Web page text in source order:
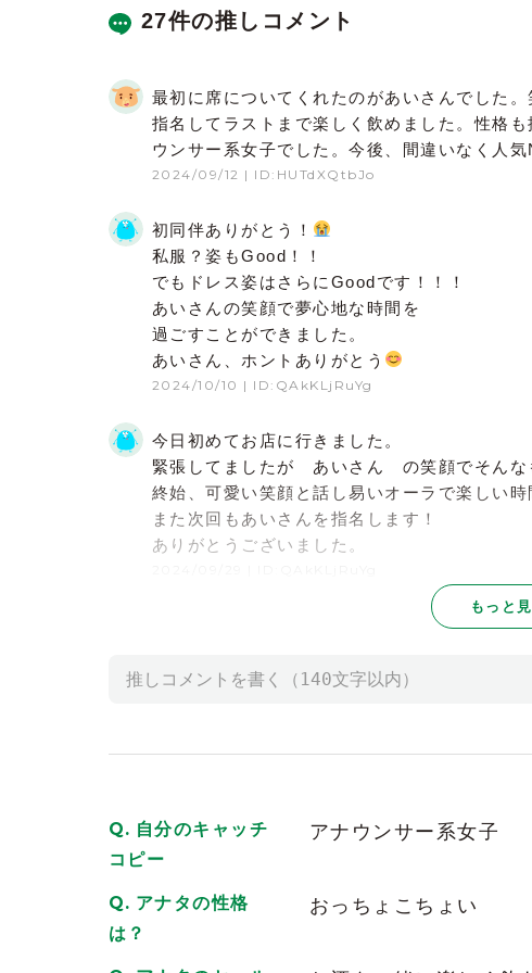
27件の推しコメント
2024/09/12 | ID:HUTdXQtbJo
最初に席についてくれたのがあいさんでした
指名してラストまで楽しく飲めました。性格
ウンサー系女子でした。今後、間違いなく人気
2024/10/10 | ID:QAkKLjRuYg
初同伴ありがとう！
私服？姿もGood！！
でもドレス姿はさらにGoodです！！！
あいさんの笑顔で夢心地な時間を
過ごすことができました。
あいさん、ホントありがとう
今日初めてお店に行きました。
緊張してましたが あいさん の笑顔でそんな
終始、可愛い笑顔と話し易いオーラで楽しい時
また次回もあいさんを指名します！
ありがとうございました。
2024/12/06 | ID:cGzknXd9Pw
席に戻ってきた時は笑顔満載で
どこまでも応援しますから
今日も楽しくステキな時間を
もっと
自分のキャッチ
コピー
アナウンサー系女子
アナタの性格
は？
おっちょこちょい